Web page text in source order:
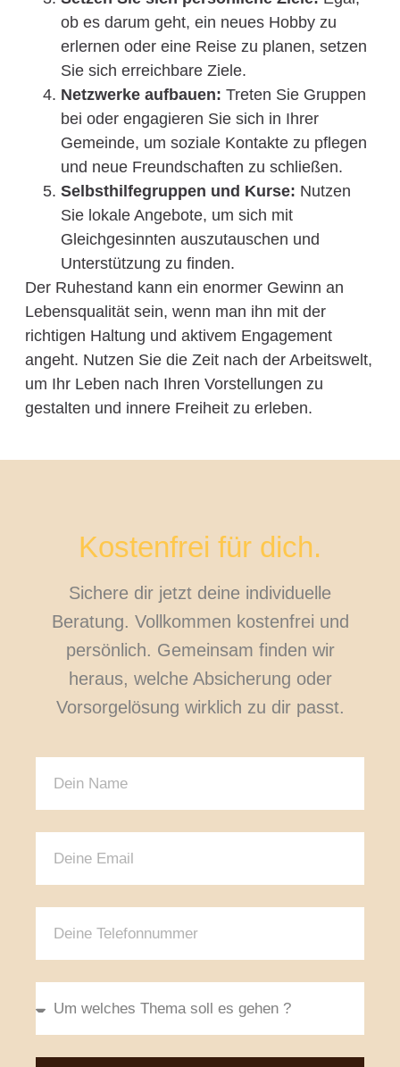
ob es darum geht, ein neues Hobby zu
erlernen oder eine Reise zu planen, setzen
Sie sich erreichbare Ziele.
Netzwerke aufbauen: Treten Sie Gruppen
bei oder engagieren Sie sich in Ihrer
Gemeinde, um soziale Kontakte zu pflegen
und neue Freundschaften zu schließen.
Selbsthilfegruppen und Kurse: Nutzen
Sie lokale Angebote, um sich mit
Gleichgesinnten auszutauschen und
Unterstützung zu finden.
Der Ruhestand kann ein enormer Gewinn an
Lebensqualität sein, wenn man ihn mit der
richtigen Haltung und aktivem Engagement
angeht. Nutzen Sie die Zeit nach der Arbeitswelt,
um Ihr Leben nach Ihren Vorstellungen zu
gestalten und innere Freiheit zu erleben.
Kostenfrei für dich.
Sichere dir jetzt deine individuelle
Beratung. Vollkommen kostenfrei und
persönlich. Gemeinsam finden wir
heraus, welche Absicherung oder
Vorsorgelösung wirklich zu dir passt.